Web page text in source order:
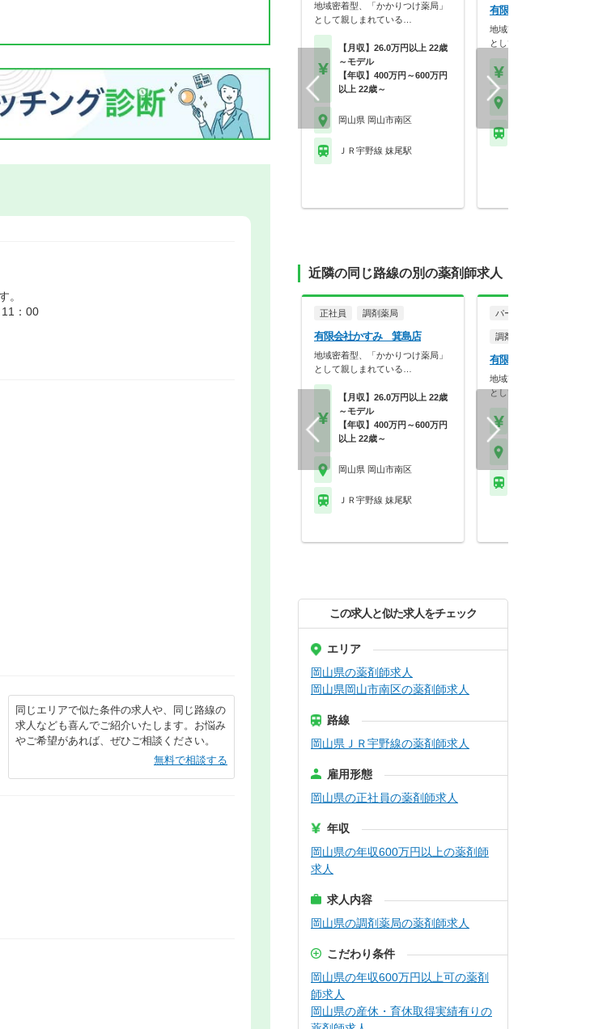
。
：00
同じエリアで似た条件の求人や、同じ路線の
求人なども喜んでご紹介いたします。お悩み
やご希望があれば、ぜひご相談ください。
無料で相談する
地域密着型、「かかりつけ薬局」
として親しまれている…
【月収】26.0万円以上 22歳
～モデル
【年収】400万円～600万円
以上 22歳～
岡山県 岡山市南区
ＪＲ宇野線 妹尾駅
有限会社かすみ 箕島店
地域密着型、「かかりつけ薬
として親しまれている…
近隣の同じ路線の別の薬剤師求人
正社員 調剤薬局
有限会社かすみ 箕島店
地域密着型、「かかりつけ薬局」
として親しまれている…
【月収】26.0万円以上 22歳
～モデル
【年収】400万円～600万円
以上 22歳～
岡山県 岡山市南区
ＪＲ宇野線 妹尾駅
パート・アルバイト
調剤薬局
有限会社かすみ 箕島店
地域密着型、「かかりつけ薬
として親しまれている…
この求人と似た求人をチェック
エリア
岡山県の薬剤師求人
岡山県岡山市南区の薬剤師求人
路線
岡山県ＪＲ宇野線の薬剤師求人
雇用形態
岡山県の正社員の薬剤師求人
年収
岡山県の年収600万円以上の薬剤師
求人
求人内容
岡山県の調剤薬局の薬剤師求人
こだわり条件
岡山県の年収600万円以上可の薬剤
師求人
岡山県の産休・育休取得実績有りの